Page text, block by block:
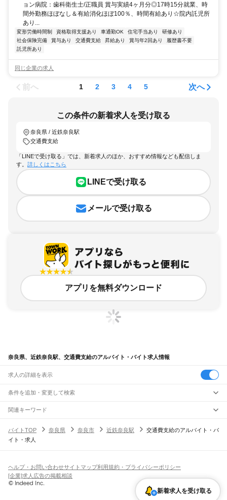
ョン病院：歯科衛生士/正職員 賞与実績4ヶ月分◎17時15分就業、時
間外勤務ほぼなし＆有給消化ほぼ100％、時間有給あり☆院内託児所
あり...
変形労働時間制 資格取得支援あり 車通勤OK 住宅手当あり
研修あり
社会保険完備
賞与あり 交通費支給 昇給あり 賞与年2回あり
履歴書不要
託児所あり
同じ企業の求人
前へ 1 2 3 4 5 次へ
この条件の新着求人を受け取る
奈良県 / 近鉄奈良駅
交通費支給
「LINEで受け取る」では、新着求人のほか、おすすめ情報なども配信しま
す。 詳しくはこちら
LINEで受け取る
メールで受け取る
アプリを無料ダウンロード
奈良県、近鉄奈良駅、交通費支給のアルバイト・バイト求人情報
求人の詳細を表示
条件を追加・変更して検索
市区町村を追加・変更
奈良県すべて
奈良市
駅を追加・変更
奈良線
平城山駅奈良駅
職種を追加・変更
飲食・フードサービスすべて
ホールスタッフキッチンスタッフ
パン屋（ベーカリー）
バー（BAR）・バーテンダー
飲食店（店長・マネージャー）
人気
日払いOK高校生歓迎 髪型・髪色自由
留学生・外国人活躍中
雇用形態を追加・変更
関連キーワード
バイトTOP
奈良県 奈良市 近鉄奈良駅
交通費支給のアルバイト・バ
イト・求人
新着求人を受け取る
ヘルプ・お問い合わせサイトマップ利用規約・プライバシーポリシー
[企業]求人広告の掲載相談